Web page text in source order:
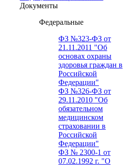
Документы
Федеральные
ФЗ №323-ФЗ от
21.11.2011 "Об
основах охраны
здоровья граждан в
Российской
Федерации"
ФЗ №326-ФЗ от
29.11.2010 "Об
обязательном
медицинском
страховании в
Российской
Федерации"
ФЗ № 2300-1 от
07.02.1992 г. "О